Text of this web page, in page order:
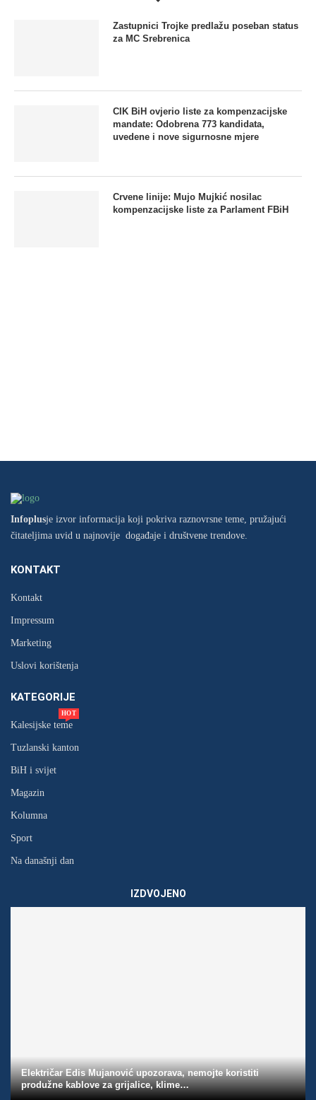
Zastupnici Trojke predlažu poseban status
za MC Srebrenica
CIK BiH ovjerio liste za kompenzacijske
mandate: Odobrena 773 kandidata,
uvedene i nove sigurnosne mjere
Crvene linije: Mujo Mujkić nosilac
kompenzacijske liste za Parlament FBiH
Infoplusje izvor informacija koji pokriva raznovrsne teme, pružajući
čitateljima uvid u najnovije događaje i društvene trendove.
KONTAKT
Kontakt
Impressum
Marketing
Uslovi korištenja
KATEGORIJE
Kalesijske teme
HOT
Tuzlanski kanton
BiH i svijet
Magazin
Kolumna
Sport
Na današnji dan
IZDVOJENO
Električar Edis Mujanović upozorava, nemojte koristiti
produžne kablove za grijalice, klime…